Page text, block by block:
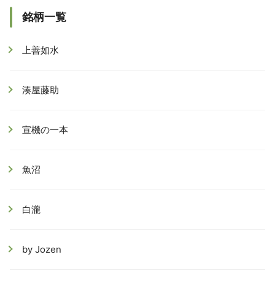
銘柄一覧
上善如水
湊屋藤助
宣機の一本
魚沼
白瀧
by Jozen